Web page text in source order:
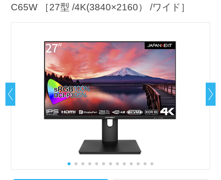
C65W ［27型 /4K(3840×2160） /ワイド］